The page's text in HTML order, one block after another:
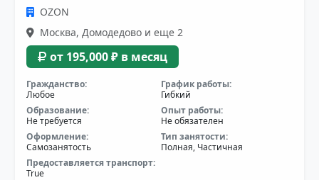
OZON
Москва, Домодедово и еще 2
от 195,000 ₽ в месяц
Гражданство:
Любое
График работы:
Гибкий
Образование:
Не требуется
Опыт работы:
Не обязателен
Оформление:
Самозанятость
Тип занятости:
Полная, Частичная
Предоставляется транспорт:
True